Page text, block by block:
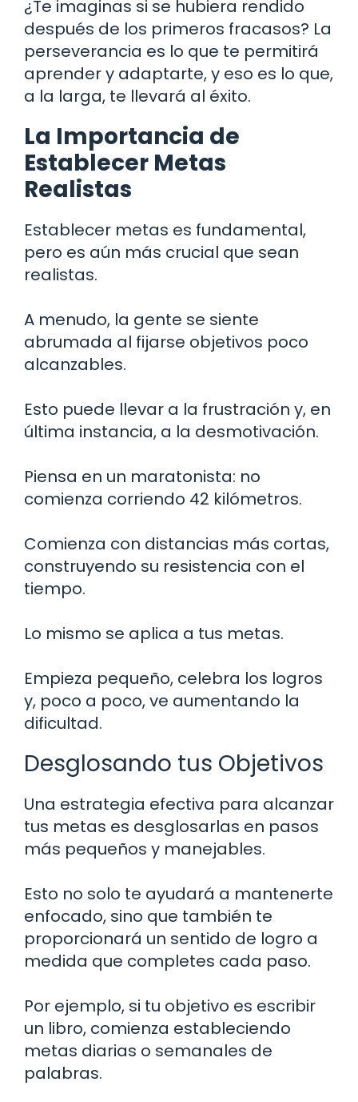
¿Te imaginas si se hubiera rendido
después de los primeros fracasos? La
perseverancia es lo que te permitirá
aprender y adaptarte, y eso es lo que,
a la larga, te llevará al éxito.
La Importancia de
Establecer Metas
Realistas
Establecer metas es fundamental,
pero es aún más crucial que sean
realistas.
A menudo, la gente se siente
abrumada al fijarse objetivos poco
alcanzables.
Esto puede llevar a la frustración y, en
última instancia, a la desmotivación.
Piensa en un maratonista: no
comienza corriendo 42 kilómetros.
Comienza con distancias más cortas,
construyendo su resistencia con el
tiempo.
Lo mismo se aplica a tus metas.
Empieza pequeño, celebra los logros
y, poco a poco, ve aumentando la
dificultad.
Desglosando tus Objetivos
Una estrategia efectiva para alcanzar
tus metas es desglosarlas en pasos
más pequeños y manejables.
Esto no solo te ayudará a mantenerte
enfocado, sino que también te
proporcionará un sentido de logro a
medida que completes cada paso.
Por ejemplo, si tu objetivo es escribir
un libro, comienza estableciendo
metas diarias o semanales de
palabras.